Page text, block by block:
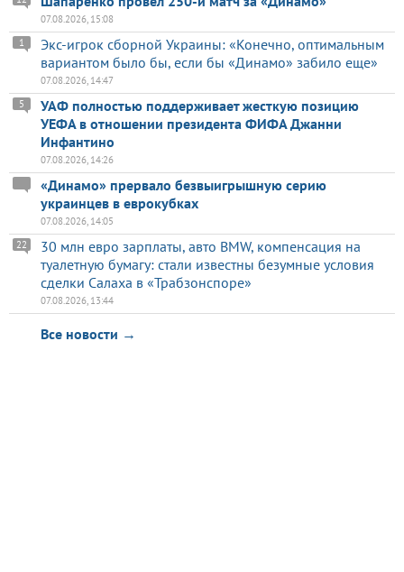
07.08.2026, 15:08
Экс-игрок сборной Украины: «Конечно, оптимальным
вариантом было бы, если бы «Динамо» забило еще»
1
07.08.2026, 14:47
УАФ полностью поддерживает жесткую позицию
УЕФА в отношении президента ФИФА Джанни
Инфантино
5
07.08.2026, 14:26
«Динамо» прервало безвыигрышную серию
украинцев в еврокубках
07.08.2026, 14:05
30 млн евро зарплаты, авто BMW, компенсация на
туалетную бумагу: стали известны безумные условия
сделки Салаха в «Трабзонспоре»
22
07.08.2026, 13:44
Все новости →